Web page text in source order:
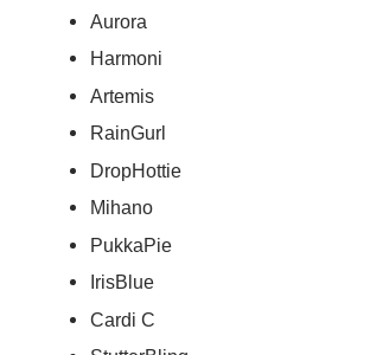
Aurora
Harmoni
Artemis
RainGurl
DropHottie
Mihano
PukkaPie
IrisBlue
Cardi C